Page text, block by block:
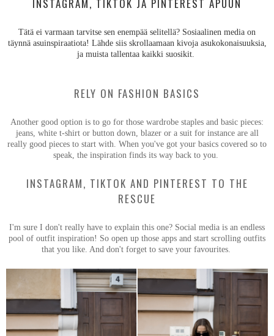
INSTAGRAM, TIKTOK JA PINTEREST APUUN
Tätä ei varmaan tarvitse sen enempää selitellä? Sosiaalinen media on
täynnä asuinspiraatiota! Lähde siis skrollaamaan kivoja asukokonaisuuksia,
ja muista tallentaa kaikki suosikit.
RELY ON FASHION BASICS
Another good option is to go for those wardrobe staples and basic pieces:
jeans, white t-shirt or button down, blazer or a suit for instance are all
really good pieces to start with. When you've got your basics covered so to
speak, the inspiration finds its way back to you.
INSTAGRAM, TIKTOK AND PINTEREST TO THE
RESCUE
I'm sure I don't really have to explain this one? Social media is an endless
pool of outfit inspiration! So open up those apps and start scrolling outfits
that you like. And don't forget to save your favourites.